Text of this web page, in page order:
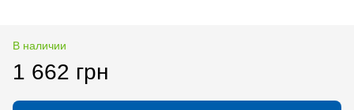
В наличии
1 662 грн